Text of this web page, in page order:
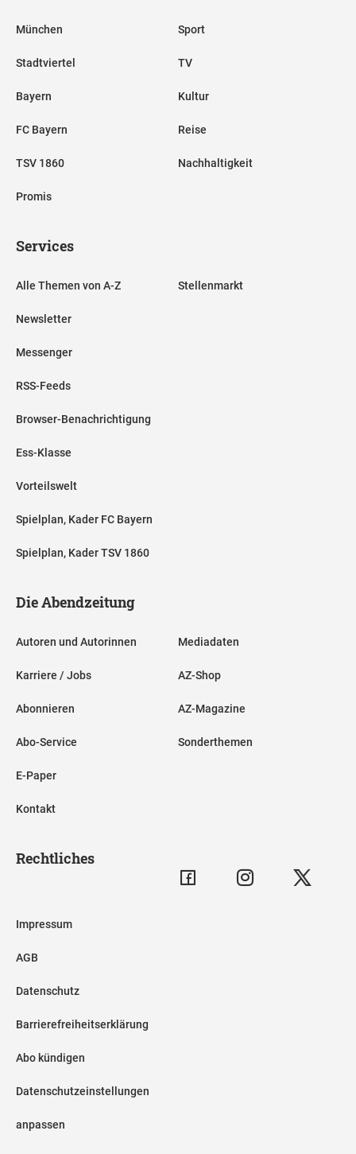
München
Stadtviertel
Bayern
FC Bayern
TSV 1860
Promis
Sport
TV
Kultur
Reise
Nachhaltigkeit
Services
Alle Themen von A-Z
Newsletter
Messenger
RSS-Feeds
Browser-Benachrichtigung
Ess-Klasse
Vorteilswelt
Spielplan, Kader FC Bayern
Spielplan, Kader TSV 1860
Stellenmarkt
Die Abendzeitung
Autoren und Autorinnen
Karriere / Jobs
Abonnieren
Abo-Service
E-Paper
Kontakt
Mediadaten
AZ-Shop
AZ-Magazine
Sonderthemen
Rechtliches
Impressum
AGB
Datenschutz
Barrierefreiheitserklärung
Abo kündigen
Datenschutzeinstellungen
anpassen